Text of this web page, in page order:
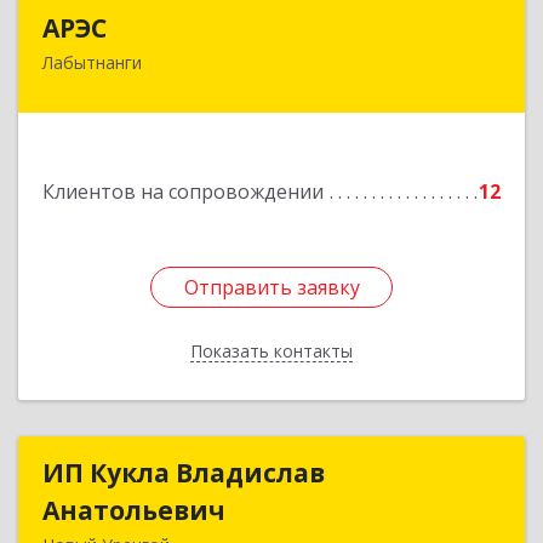
АРЭС
Лабытнанги
Клиентов на сопровождении 12
Отправить заявку
Показать контакты
629400, Ямало-Ненецкий АО, Лабытнанги г,
Отправить заявку
Назад
ИП Кукла Владислав
Анатольевич
ИП Кукла Владислав